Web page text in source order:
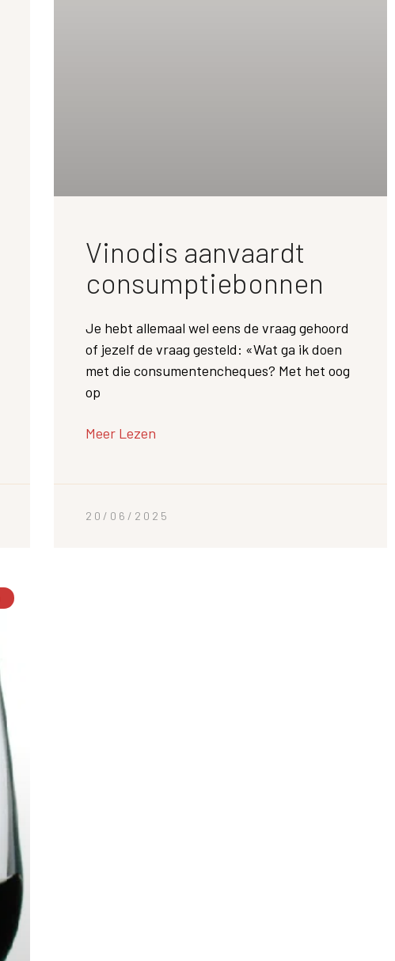
Vinodis aanvaardt
consumptiebonnen
Je hebt allemaal wel eens de vraag gehoord
of jezelf de vraag gesteld: «Wat ga ik doen
met die consumentencheques? Met het oog
op
Meer Lezen
20/06/2025